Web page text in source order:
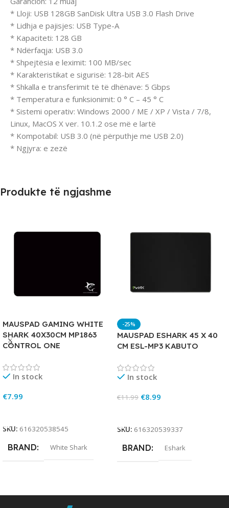
* Lloji: USB 128GB SanDisk Ultra USB 3.0 Flash Drive
* Lidhja e pajisjes: USB Type-A
* Kapaciteti: 128 GB
* Ndërfaqja: USB 3.0
* Shpejtësia e leximit: 100 MB/sec
* Karakteristikat e sigurisë: 128-bit AES
* Shkalla e transferimit të të dhënave: 5 Gbps
* Temperatura e funksionimit: 0 ° C – 45 ° C
* Sistemi operativ: Windows 2000 / ME / XP / Vista / 7/8,
Linux, MacOS X ver. 10.1.2 ose më e lartë
* Kompotabil: USB 3.0 (në përputhje me USB 2.0)
* Ngjyra: e zezë
Produkte të ngjashme
MAUSPAD GAMING WHITE
SHARK 40X30CM MP1863
CONTROL ONE
In stock
€7.99
SKU: 616320538545
BRAND White Shark
-25%
MAUSPAD ESHARK 45 X 40
CM ESL-MP3 KABUTO
In stock
€11.99 €8.99
SKU: 616320539337
BRAND Eshark